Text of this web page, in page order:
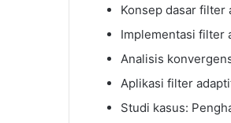
Konsep dasar filter
Implementasi filter
Analisis
Aplikasi filter
Studi kasus: